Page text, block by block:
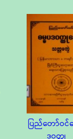
ပြည်တော်ဝင်ဓ
ဒဝတ္ထု